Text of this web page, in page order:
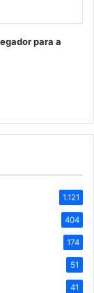
para a
1.121
404
174
51
41